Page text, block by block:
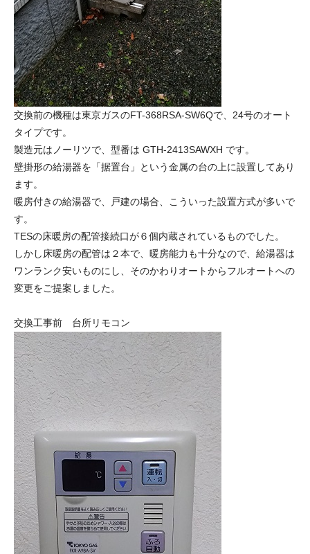
交換前の機種は東京ガスのFT-368RSA-SW6Qで、24号のオート
タイプです。
製造元はノーリツで、型番は GTH-2413SAWXH です。
壁掛形の給湯器を「据置台」という金属の台の上に設置してあり
ます。
暖房付きの給湯器で、戸建の場合、こういった設置方式が多いで
す。
TESの床暖房の配管接続口が６個内蔵されているものでした。
しかし床暖房の配管は２本で、暖房能力も十分なので、給湯器は
ワンランク安いものにし、そのかわりオートからフルオートへの
変更をご提案しました。
交換工事前 台所リモコン